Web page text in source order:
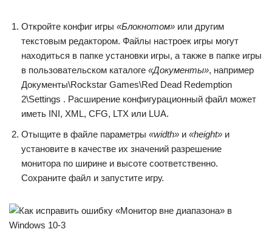
Откройте конфиг игры «Блокнотом» или другим
текстовым редактором. Файлы настроек игры могут
находиться в папке установки игры, а также в папке игры
в пользовательском каталоге «Документы», например
Документы\Rockstar Games\Red Dead Redemption
2\Settings . Расширение конфигурационный файл может
иметь INI, XML, CFG, LTX или LUA.
Отыщите в файле параметры «width» и «height» и
установите в качестве их значений разрешение
монитора по ширине и высоте соответственно.
Сохраните файл и запустите игру.